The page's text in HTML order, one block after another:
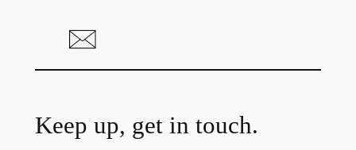
Keep up, get in touch.